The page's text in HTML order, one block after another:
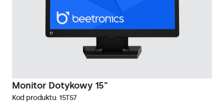
Monitor Dotykowy 15"
Kod produktu: 15TS7